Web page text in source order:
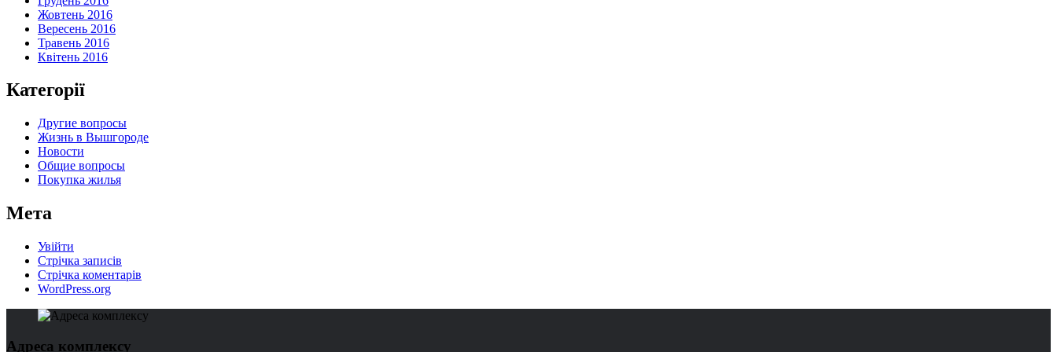
Жовтень 2016
Вересень 2016
Травень 2016
Квітень 2016
Категорії
Другие вопросы
Жизнь в Вышгороде
Новости
Общие вопросы
Покупка жилья
Мета
Увійти
Стрічка записів
Стрічка коментарів
WordPress.org
Адреса комплексу